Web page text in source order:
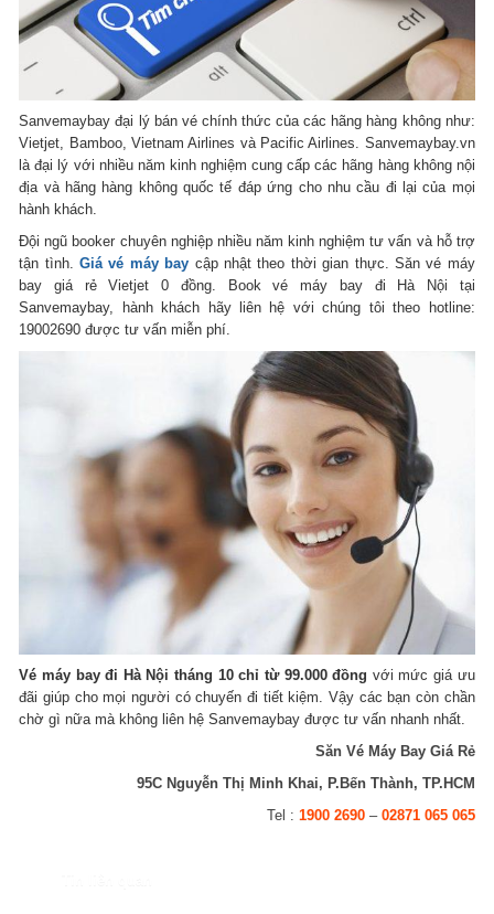
Sanvemaybay đại lý bán vé chính thức của các hãng hàng không như:
Vietjet, Bamboo, Vietnam Airlines và Pacific Airlines. Sanvemaybay.vn
là đại lý với nhiều năm kinh nghiệm cung cấp các hãng hàng không nội
địa và hãng hàng không quốc tế đáp ứng cho nhu cầu đi lại của mọi
hành khách.
Đội ngũ booker chuyên nghiệp nhiều năm kinh nghiệm tư vấn và hỗ trợ
tận tình.Giá vé máy bay cập nhật theo thời gian thực. Săn vé máy
bay giá rẻ Vietjet 0 đồng. Book vé máy bay đi Hà Nội tại
Sanvemaybay, hành khách hãy liên hệ với chúng tôi theo hotline:
19002690 được tư vấn miễn phí.
Vé máy bay đi Hà Nội tháng 10 chỉ từ 99.000 đồng với mức giá ưu
đãi giúp cho mọi người có chuyến đi tiết kiệm. Vậy các bạn còn chần
chờ gì nữa mà không liên hệ Sanvemaybay được tư vấn nhanh nhất.
Săn Vé Máy Bay Giá Rẻ
95C Nguyễn Thị Minh Khai, P.Bến Thành, TP.HCM
Tel : 1900 2690– 02871 065 065